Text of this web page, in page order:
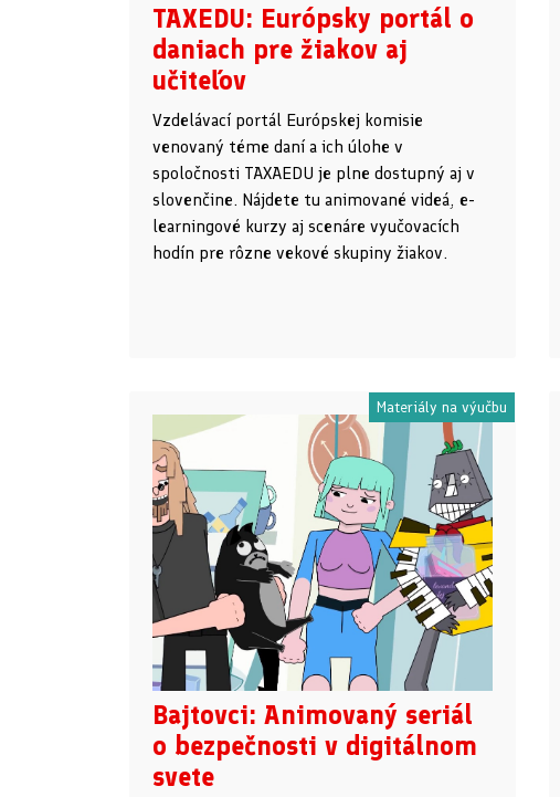
TAXEDU: Európsky portál o
daniach pre žiakov aj
učiteľov
Vzdelávací portál Európskej komisie
venovaný téme daní a ich úlohe v
spoločnosti TAXAEDU je plne dostupný aj v
slovenčine. Nájdete tu animované videá, e-
learningové kurzy aj scenáre vyučovacích
hodín pre rôzne vekové skupiny žiakov.
Materiály na výučbu
Bajtovci: Animovaný seriál
o bezpečnosti v digitálnom
svete